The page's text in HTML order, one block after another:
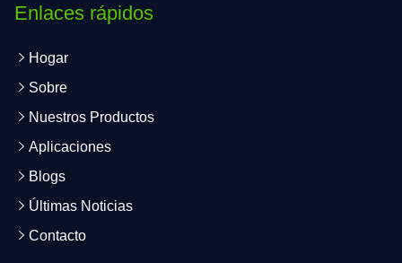
Enlaces rápidos
Hogar
Sobre
Nuestros Productos
Aplicaciones
Blogs
Últimas Noticias
Contacto